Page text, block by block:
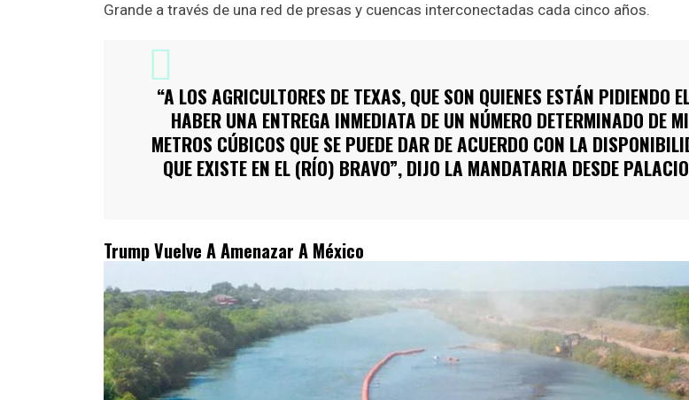
Grande a través de una red de presas y cuencas interconectadas cada cinco años.
“A LOS AGRICULTORES DE TEXAS, QUE SON QUIENES ESTÁN PIDIENDO
HABER UNA ENTREGA INMEDIATA DE UN NÚMERO DETERMINADO DE
METROS CÚBICOS QUE SE PUEDE DAR DE ACUERDO CON LA
QUE EXISTE EN EL (RÍO) BRAVO”, DIJO LA MANDATARIA DESDE
Trump Vuelve A Amenazar A México